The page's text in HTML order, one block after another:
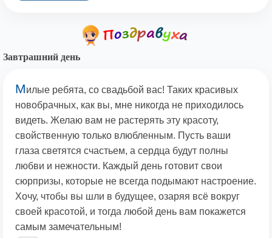
Завтрашний день
Милые ребята, со свадьбой вас! Таких красивых
новобрачных, как вы, мне никогда не приходилось
видеть. Желаю вам не растерять эту красоту,
свойственную только влюбленным. Пусть ваши
глаза светятся счастьем, а сердца будут полны
любви и нежности. Каждый день готовит свои
сюрпризы, которые не всегда подымают настроение.
Хочу, чтобы вы шли в будущее, озаряя всё вокруг
своей красотой, и тогда любой день вам покажется
самым замечательным!